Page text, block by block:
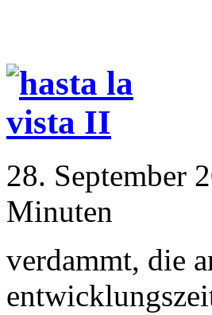
28. September
Minuten
verdammt, die